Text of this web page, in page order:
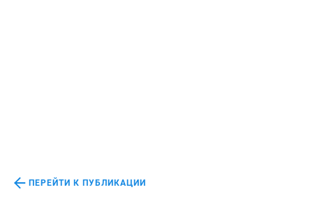
ПЕРЕЙТИ К ПУБЛИКАЦИИ